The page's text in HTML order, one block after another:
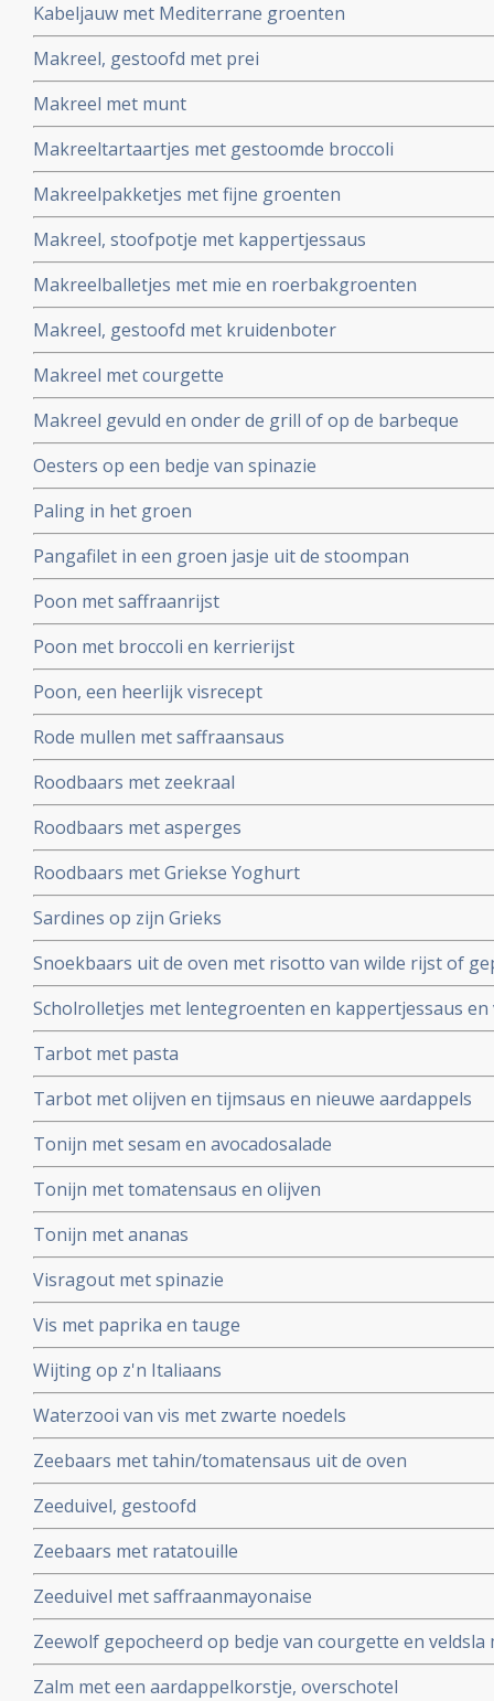
Kabeljauw met Mediterrane groenten
Makreel, gestoofd met prei
Makreel met munt
Makreeltartaartjes met gestoomde broccoli
Makreelpakketjes met fijne groenten
Makreel, stoofpotje met kappertjessaus
Makreelballetjes met mie en roerbakgroenten
Makreel, gestoofd met kruidenboter
Makreel met courgette
Makreel gevuld en onder de grill of op de barbeque
Oesters op een bedje van spinazie
Paling in het groen
Pangafilet in een groen jasje uit de stoompan
Poon met saffraanrijst
Poon met broccoli en kerrierijst
Poon, een heerlijk visrecept
Rode mullen met saffraansaus
Roodbaars met zeekraal
Roodbaars met asperges
Roodbaars met Griekse Yoghurt
Sardines op zijn Grieks
Snoekbaars uit de oven met risotto van wilde rijst of
Scholrolletjes met lentegroenten en kappertjessaus en
Tarbot met pasta
Tarbot met olijven en tijmsaus en nieuwe aardappels
Tonijn met sesam en avocadosalade
Tonijn met tomatensaus en olijven
Tonijn met ananas
Visragout met spinazie
Vis met paprika en tauge
Wijting op z'n Italiaans
Waterzooi van vis met zwarte noedels
Zeebaars met tahin/tomatensaus uit de oven
Zeeduivel, gestoofd
Zeebaars met ratatouille
Zeeduivel met saffraanmayonaise
Zeewolf gepocheerd op bedje van courgette en
Zalm met een aardappelkorstje, overschotel